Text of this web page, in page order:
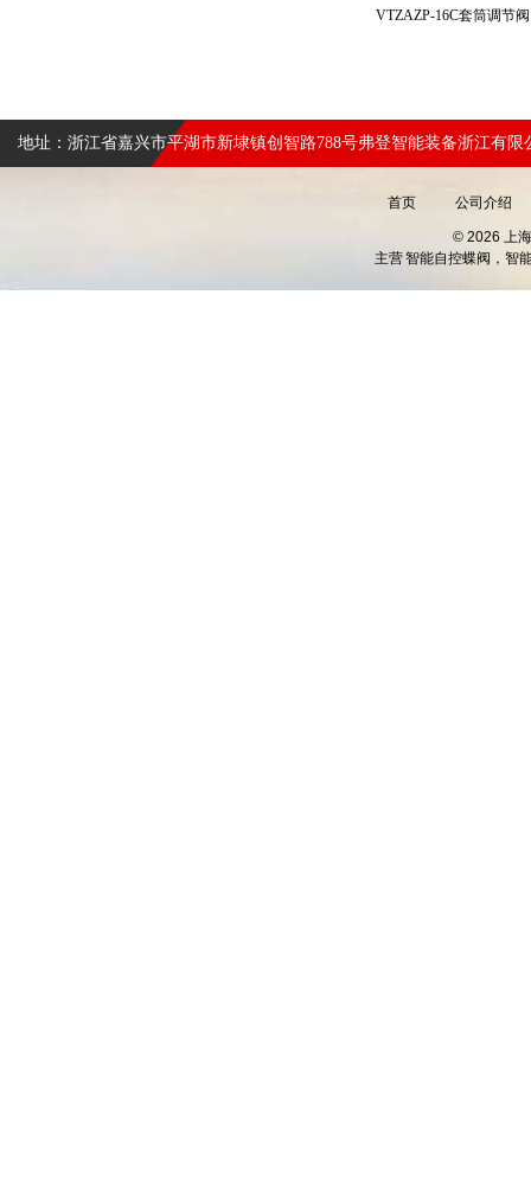
地址：浙江省嘉兴市平湖市新埭镇创智路788号弗登智能装备浙江有限
首页 公司介绍
© 2026 上
主营智能自控蝶阀，智